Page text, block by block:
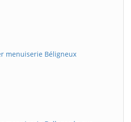
menuiserie Béligneux